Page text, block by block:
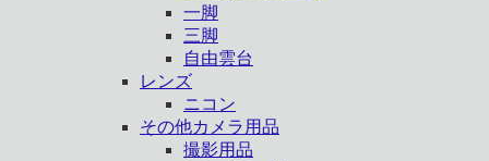
一脚
三脚
自由雲台
レンズ
ニコン
その他カメラ用品
撮影用品